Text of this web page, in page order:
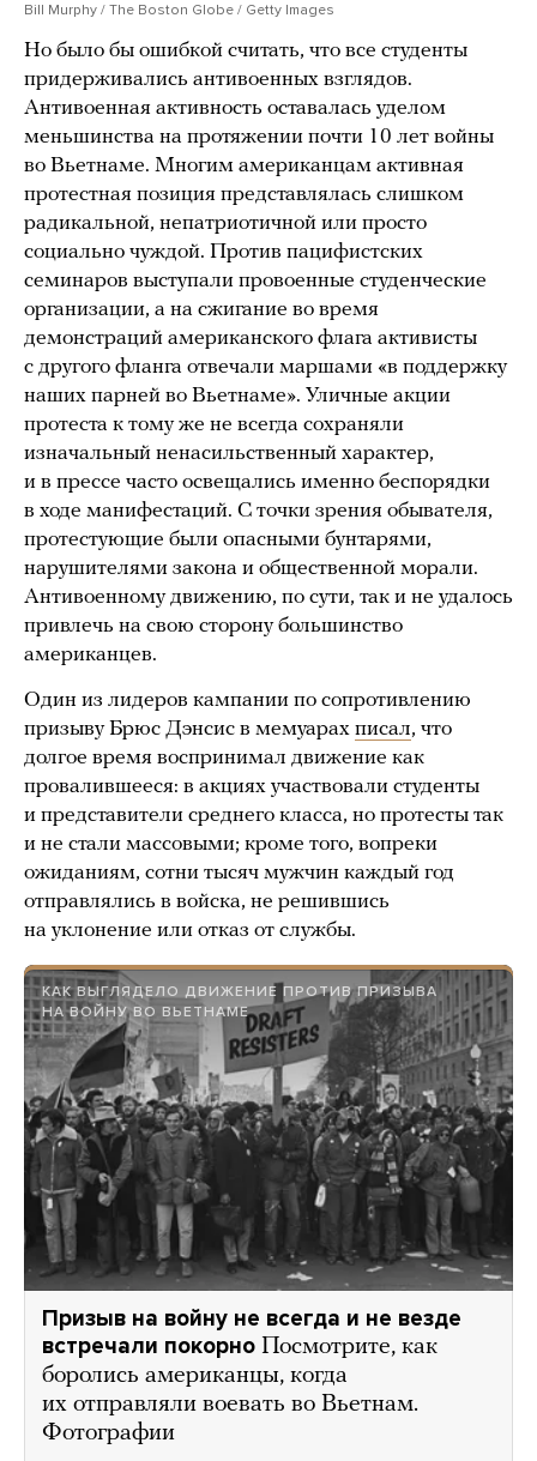
Bill Murphy / The Boston Globe / Getty Images
Но было бы ошибкой считать, что все студенты
придерживались антивоенных взглядов.
Антивоенная активность оставалась уделом
меньшинства на протяжении почти 10 лет войны
во Вьетнаме. Многим американцам активная
протестная позиция представлялась слишком
радикальной, непатриотичной или просто
социально чуждой. Против пацифистских
семинаров выступали провоенные студенческие
организации, а на сжигание во время
демонстраций американского флага активисты
с другого фланга отвечали маршами «в поддержку
наших парней во Вьетнаме». Уличные акции
протеста к тому же не всегда сохраняли
изначальный ненасильственный характер,
и в прессе часто освещались именно беспорядки
в ходе манифестаций. С точки зрения обывателя,
протестующие были опасными бунтарями,
нарушителями закона и общественной морали.
Антивоенному движению, по сути, так и не удалось
привлечь на свою сторону большинство
американцев.
Один из лидеров кампании по сопротивлению
призыву Брюс Дэнсис в мемуарах писал, что
долгое время воспринимал движение как
провалившееся: в акциях участвовали студенты
и представители среднего класса, но протесты так
и не стали массовыми; кроме того, вопреки
ожиданиям, сотни тысяч мужчин каждый год
отправлялись в войска, не решившись
на уклонение или отказ от службы.
КАК ВЫГЛЯДЕЛО ДВИЖЕНИЕ ПРОТИВ ПРИЗЫВА
НА ВОЙНУ ВО ВЬЕТНАМЕ
Призыв на войну не всегда и не везде
встречали покорно Посмотрите, как
боролись американцы, когда
их отправляли воевать во Вьетнам.
Фотографии